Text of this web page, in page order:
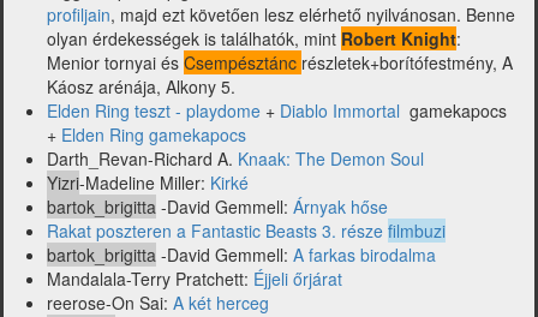
profiljain, majd ezt követően lesz elérhető nyilvánosan. Benne
olyan érdekességek is találhatók, mint Robert Knight:
Menior tornyai és Csempésztánc részletek+borítófestmény, A
Káosz arénája, Alkony 5.
Elden Ring teszt - playdome + Diablo Immortal gamekapocs
+ Elden Ring gamekapocs
Darth_Revan-Richard A. Knaak: The Demon Soul
Yizri-Madeline Miller: Kirké
bartok_brigitta -David Gemmell: Árnyak hőse
Rakat poszteren a Fantastic Beasts 3. része filmbuzi
bartok_brigitta -David Gemmell: A farkas birodalma
Mandalala-Terry Pratchett: Éjjeli őrjárat
reerose-On Sai: A két herceg